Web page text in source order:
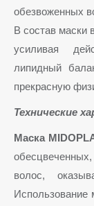
обезвоженных
В состав маски
усиливая
липидный
прекрасную
Технические
Маска
волос,
Использование